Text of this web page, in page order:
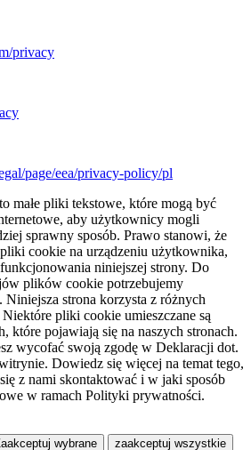
privacy
page/eea/privacy-policy/pl
małe pliki tekstowe, które mogą być
aby użytkownicy mogli
sprawny sposób. Prawo stanowi, że
cookie na urządzeniu użytkownika,
niniejszej strony. Do
plików cookie potrzebujemy
strona korzysta z różnych
pliki cookie umieszczane są
które pojawiają się na naszych stronach.
wycofać swoją zgodę w Deklaracji dot.
Dowiedz się więcej na temat tego,
z nami skontaktować i w jaki sposób
w ramach Polityki prywatności.
wybrane zaakceptuj wszystkie